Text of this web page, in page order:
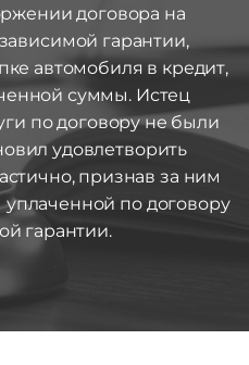
договора на
гарантии,
автомобиля в кредит,
суммы. Истец
по договору не были
удовлетворить
признав за ним
по договору
гарантии.